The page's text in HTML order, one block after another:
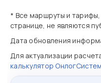
* Все маршруты и
странице, не являются
Дата обновления
Для актуализации
калькулятор